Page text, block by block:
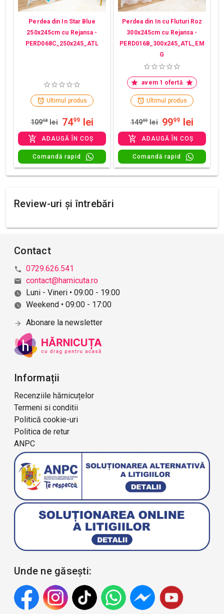
Perdea din In Star Blue
250x245cm cu Rejansa -
PERD068C_250x245_ATL
Ultimul produs
10948 lei 7499 lei
ADAUGĂ ÎN COȘ
Comandă rapid
Perdea din In cu Fluturi Roz
300x245cm cu Rejansa -
PERD016B_300x245_ATL_EM
G
avem 1 ofertă
Ultimul produs
14999 lei 9999 lei
ADAUGĂ ÎN COȘ
Comandă rapid
Review-uri și întrebări
Contact
0729.626.541
contact@harnicuta.ro
Luni - Vineri • 09:00 - 19:00
Weekend • 09:00 - 17:00
Abonare la newsletter
Informații
Recenziile hărnicuțelor
Termeni si conditii
Politică cookie-uri
Politica de retur
ANPC
Unde ne găsești: